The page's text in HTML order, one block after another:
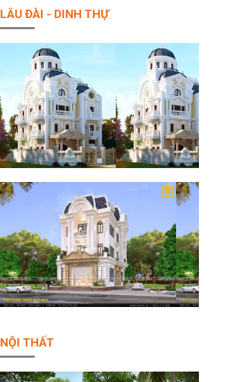
LÂU ĐÀI - DINH THỰ
NỘI THẤT